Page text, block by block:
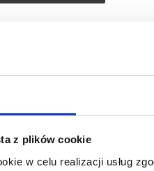
z plików cookie
w celu realizacji usług
Akademia Muzyczna im. I.J.
wieczór pełen wzruszeń,